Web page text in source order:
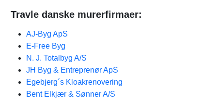
Travle danske murerfirmaer:
AJ-Byg ApS
E-Free Byg
N. J. Totalbyg A/S
JH Byg & Entreprenør ApS
Egebjerg´s Kloakrenovering
Bent Elkjær & Sønner A/S